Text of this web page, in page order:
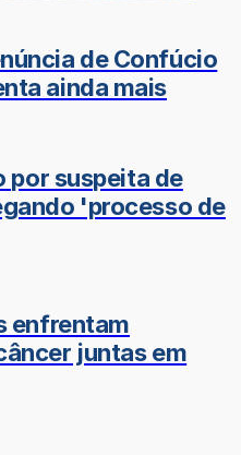
de Confúcio
ainda mais
por suspeita de
'processo de
enfrentam
juntas em